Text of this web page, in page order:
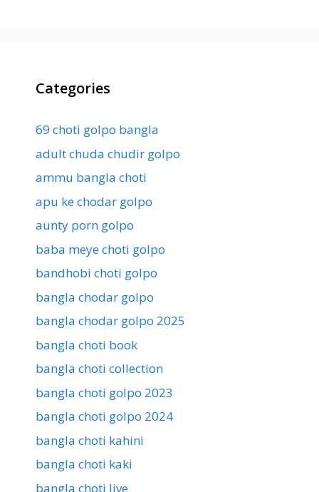
Categories
69 choti golpo bangla
adult chuda chudir golpo
ammu bangla choti
apu ke chodar golpo
aunty porn golpo
baba meye choti golpo
bandhobi choti golpo
bangla chodar golpo
bangla chodar golpo 2025
bangla choti book
bangla choti collection
bangla choti golpo 2023
bangla choti golpo 2024
bangla choti kahini
bangla choti kaki
bangla choti live